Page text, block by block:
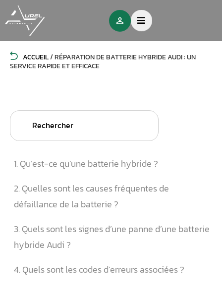
ACCUEIL/RÉPARATION DE BATTERIE HYBRIDE AUDI : UN
SERVICE RAPIDE ET EFFICACE
Search
1. Qu’est-ce qu’une batterie hybride ?
2. Quelles sont les causes fréquentes de
défaillance de la batterie ?
3. Quels sont les signes d’une panne d’une batterie
hybride Audi ?
4. Quels sont les codes d’erreurs associées ?